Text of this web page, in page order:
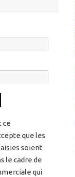
ce
que les
soient
le cadre de
qui